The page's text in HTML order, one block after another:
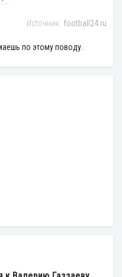
football24.ru
по этому поводу.